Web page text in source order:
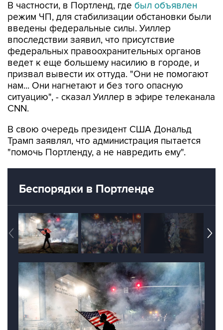
В частности, в Портленд, где был объявлен
режим ЧП, для стабилизации обстановки были
введены федеральные силы. Уиллер
впоследствии заявил, что присутствие
федеральных правоохранительных органов
ведет к еще большему насилию в городе, и
призвал вывести их оттуда. "Они не помогают
нам... Они нагнетают и без того опасную
ситуацию", - сказал Уиллер в эфире телеканала
CNN.
В свою очередь президент США Дональд
Трамп заявлял, что администрация пытается
"помочь Портленду, а не навредить ему".
Беспорядки в Портленде